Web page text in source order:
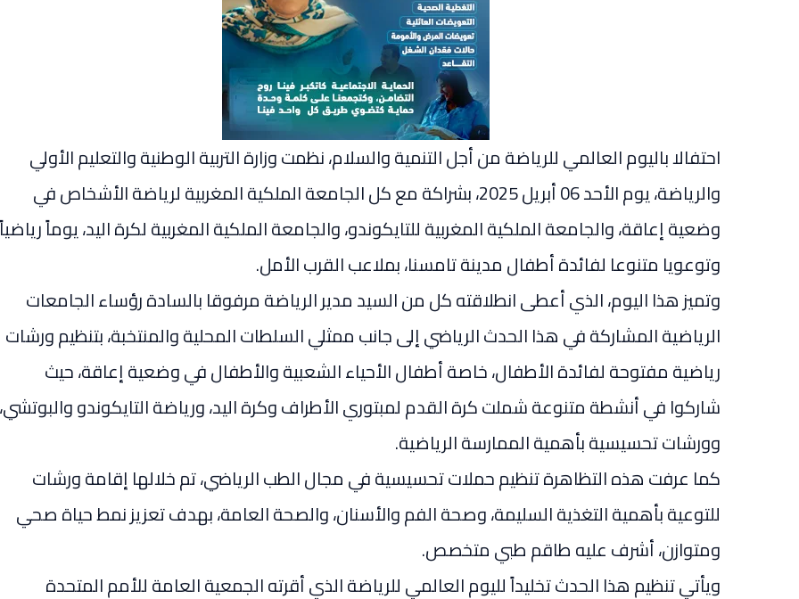
احتفالا باليوم العالمي للرياضة من أجل التنمية والسلام، نظمت وزارة التربية الوطنية والتعليم الأولي
والرياضة، يوم الأحد 06 أبريل 2025، بشراكة مع كل الجامعة الملكية المغربية لرياضة الأشخاص في
وضعية إعاقة، والجامعة الملكية المغربية للتايكوندو، والجامعة الملكية المغربية لكرة اليد، يوماً رياضياً
وتوعويا متنوعا لفائدة أطفال مدينة تامسنا، بملاعب القرب الأمل.
وتميز هذا اليوم، الذي أعطى انطلاقته كل من السيد مدير الرياضة مرفوقا بالسادة رؤساء الجامعات
الرياضية المشاركة في هذا الحدث الرياضي إلى جانب ممثلي السلطات المحلية والمنتخبة، بتنظيم ورشات
رياضية مفتوحة لفائدة الأطفال، خاصة أطفال الأحياء الشعبية والأطفال في وضعية إعاقة، حيث
شاركوا في أنشطة متنوعة شملت كرة القدم لمبتوري الأطراف وكرة اليد، ورياضة التايكوندو والبوتشي،
وورشات تحسيسية بأهمية الممارسة الرياضية.
كما عرفت هذه التظاهرة تنظيم حملات تحسيسية في مجال الطب الرياضي، تم خلالها إقامة ورشات
للتوعية بأهمية التغذية السليمة، وصحة الفم والأسنان، والصحة العامة، بهدف تعزيز نمط حياة صحي
ومتوازن، أشرف عليه طاقم طبي متخصص.
ويأتي تنظيم هذا الحدث تخليداً لليوم العالمي للرياضة الذي أقرته الجمعية العامة للأمم المتحدة